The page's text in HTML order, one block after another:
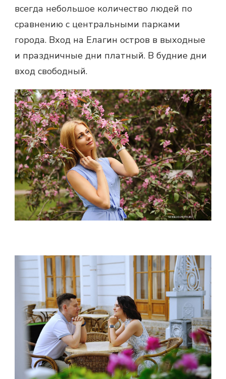
всегда небольшое количество людей по
сравнению с центральными парками
города. Вход на Елагин остров в выходные
и праздничные дни платный. В будние дни
вход свободный.